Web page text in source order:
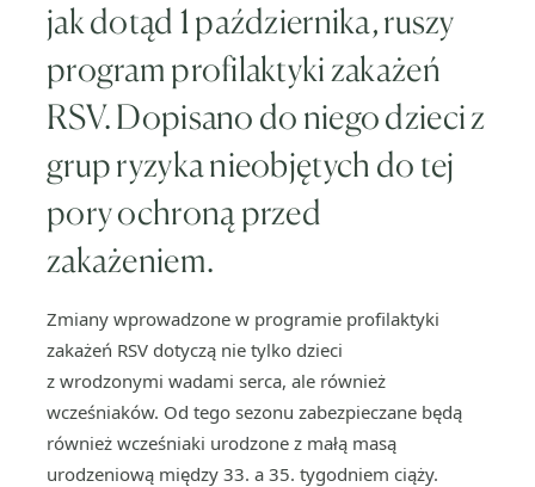
jak dotąd 1 października, ruszy
program profilaktyki zakażeń
RSV. Dopisano do niego dzieci z
grup ryzyka nieobjętych do tej
pory ochroną przed
zakażeniem.
Zmiany wprowadzone w programie profilaktyki
zakażeń RSV dotyczą nie tylko dzieci
z wrodzonymi wadami serca, ale również
wcześniaków. Od tego sezonu zabezpieczane będą
również wcześniaki urodzone z małą masą
urodzeniową między 33. a 35. tygodniem ciąży.